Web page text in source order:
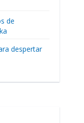
de
despertar